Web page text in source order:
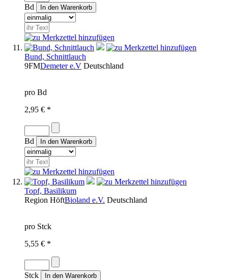
Bd
Bund, Schnittlauch
9FMDemeter e.V Deutschland
pro Bd
2,95 € *
Bd
Topf, Basilikum
Region HöftBioland e.V. Deutschland
pro Stck
5,55 € *
Stck